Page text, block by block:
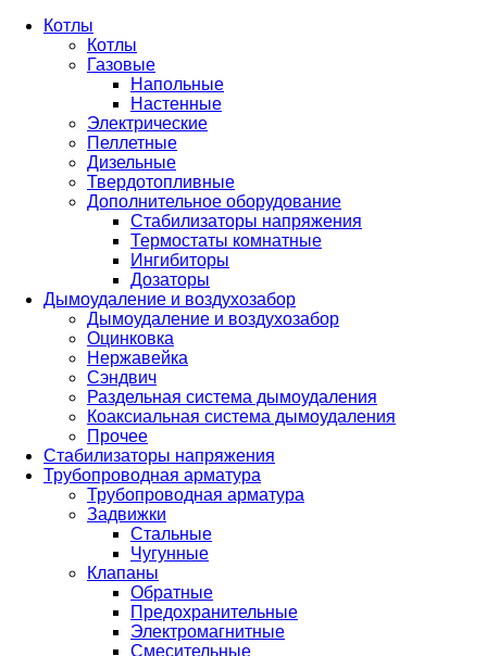
Котлы
Котлы
Газовые
Напольные
Настенные
Электрические
Пеллетные
Дизельные
Твердотопливные
Дополнительное оборудование
Стабилизаторы напряжения
Термостаты комнатные
Ингибиторы
Дозаторы
Дымоудаление и воздухозабор
Дымоудаление и воздухозабор
Оцинковка
Нержавейка
Сэндвич
Раздельная система дымоудаления
Коаксиальная система дымоудаления
Прочее
Стабилизаторы напряжения
Трубопроводная арматура
Трубопроводная арматура
Задвижки
Стальные
Чугунные
Клапаны
Обратные
Предохранительные
Электромагнитные
Смесительные